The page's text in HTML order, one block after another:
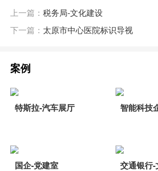
上一篇： 税务局-文化建设
下一篇： 太原市中心医院标识导视
案例
特斯拉-汽车展厅 智能科技
国企-党建室 交通银行